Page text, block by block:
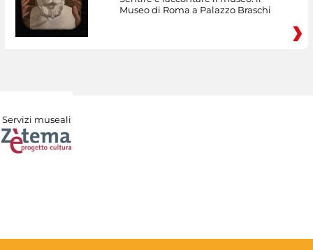
Museo di Roma a Palazzo Braschi
Servizi museali